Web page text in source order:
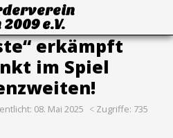
e.V.
erkämpft
im Spiel
08. Mai 2025 Zugriffe: 735